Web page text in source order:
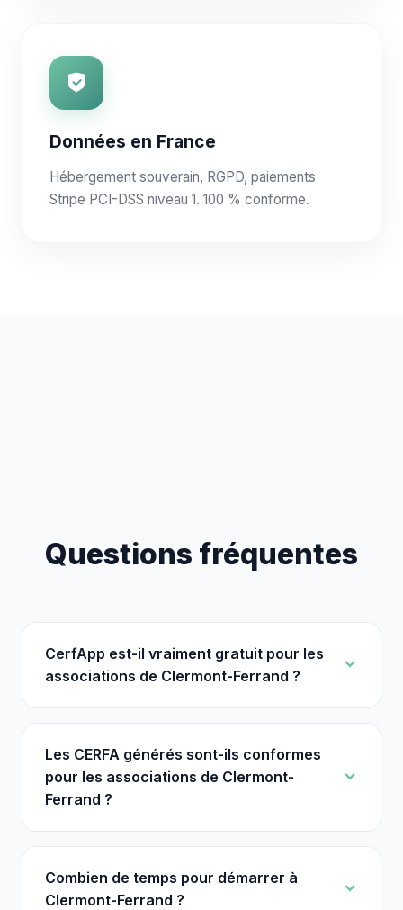
Données en France
Hébergement souverain, RGPD, paiements
Stripe PCI-DSS niveau 1. 100 % conforme.
Questions fréquentes
CerfApp est-il vraiment gratuit pour les
associations de Clermont-Ferrand ?
Les CERFA générés sont-ils conformes
pour les associations de Clermont-
Ferrand ?
Combien de temps pour démarrer à
Clermont-Ferrand ?